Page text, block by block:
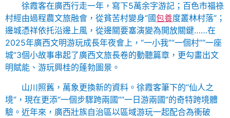
徐霞客在廣西行走一年，寫下5萬余字游記；百色市福祿
村經由過程農文旅融會，從貧苦村變身“國包養度叢林村落”；
邊城憑祥依托沿邊上風，從邊關要塞演變為開放關鍵……在
2025年廣西文明游玩成長年夜會上，“一小我”“一個村”“一座
城”3個小故事串起了廣西文旅長卷的動聽篇章，更勾畫出文
明賦能、游玩興桂的蓬勃圖景。
山川照舊，萬象更換新的資料。徐霞客筆下的“仙人之
境”，現在更添“一個步驟跨兩國”“一日游兩國”的奇特跨境體
驗。近年來，廣西壯族自治區以區域游玩一起配合為衝破